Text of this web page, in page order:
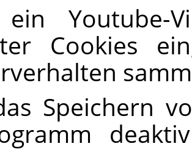
Youtube-
Cookies
Speichern